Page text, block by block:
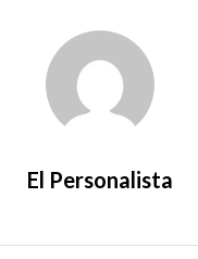
El Personalista